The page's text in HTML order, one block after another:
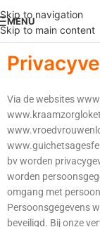
Skip to navigation
Skip to main content
MENU
Via de websites
bv worden
worden
omgang met
Persoonsgegevens
beveiligd. Bij onze